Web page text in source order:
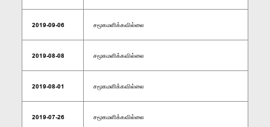
2019-09-06 சமூகமளிக்கவில்லை
2019-08-08 சமூகமளிக்கவில்லை
2019-08-01 சமூகமளிக்கவில்லை
2019-07-26 சமூகமளிக்கவில்லை